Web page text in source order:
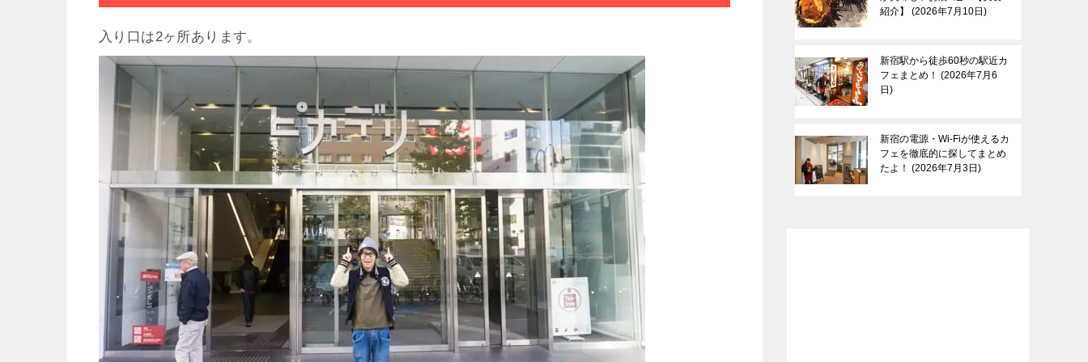
入り口は2ヶ所あります。
紹介】
2026年7月10日
新宿駅から徒歩60秒の駅近カ
フェまとめ！
2026年7月6
日
新宿の電源・Wi-Fiが使えるカ
フェを徹底的に探してまとめ
たよ！
2026年7月3日